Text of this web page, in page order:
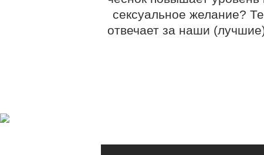
сексуальное желание?
отвечает за наши